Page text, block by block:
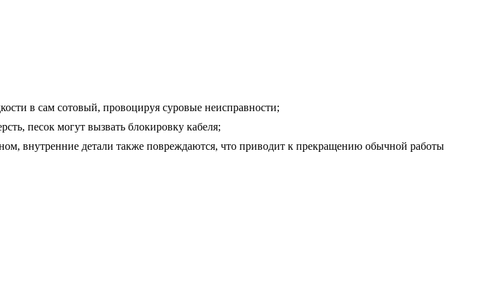
в сам сотовый, провоцируя суровые неисправности;
песок могут вызвать блокировку кабеля;
внутренние детали также повреждаются, что приводит к прекращению обычной работы